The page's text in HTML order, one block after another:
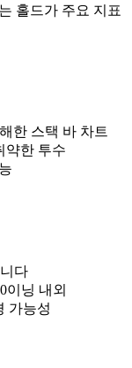
홀드가 주요 지표
한 스택 바 차트
약한 투수
다
이닝 내외
가능성